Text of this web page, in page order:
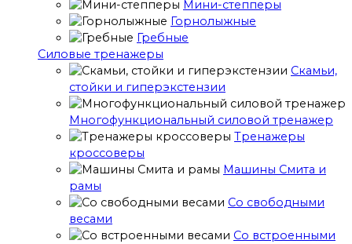
Мини-степперы
Горнолыжные
Гребные
Cиловые тренажеры
Скамьи,
стойки и гиперэкстензии
Многофункциональный силовой тренажер
Тренажеры
кроссоверы
Машины Смита и
рамы
Со свободными
весами
Со встроенными